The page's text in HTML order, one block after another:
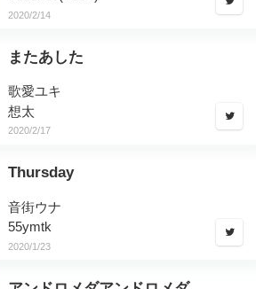
2020/2/14
またあした
歌愛ユキ
想太
2020/2/17
Thursday
音街ウナ
55ymtk
2020/1/23